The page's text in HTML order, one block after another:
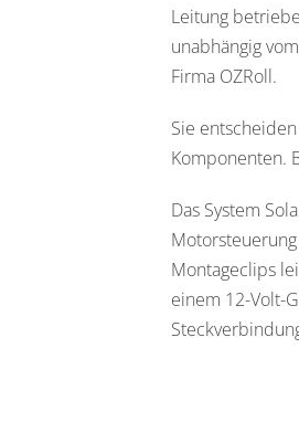
Leitung
unabhängig
Firma OZRoll.
Sie
Komponenten.
Das System
Montageclips
einem 12-Volt-